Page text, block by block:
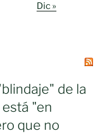
Dic »
de la
"en
que no